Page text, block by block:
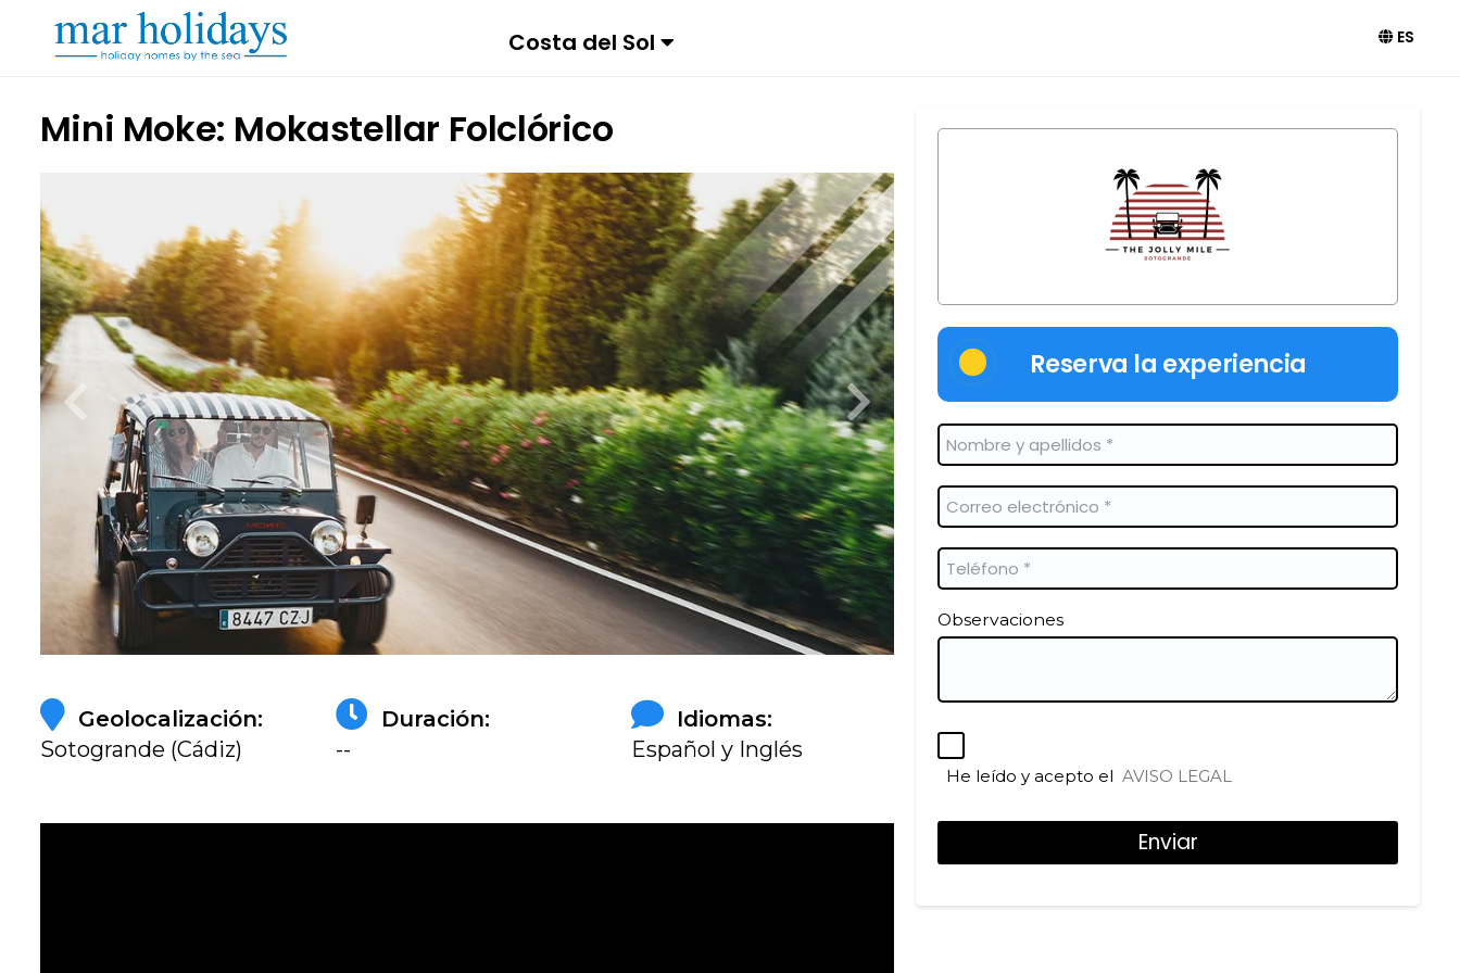
Costa del Sol ES
Mini Moke: Mokastellar Folclórico
Geolocalización:
Sotogrande (Cádiz)
Duración:
--
Idiomas:
Español y Inglés
Reserva la experiencia
Observaciones
He leído y acepto el AVISO LEGAL